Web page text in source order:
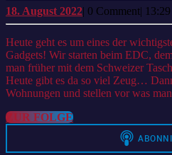
18. August 202218.
August
2022
| 0 Comment| 13:29
Heute geht es um eines der wichtigsten Nerdthemen überhaupt:
Gadgets! Wir starten beim EDC,
man früher mit dem Schweizer
Heute gibt es da so viel Zeug…
Wohnungen und stellen vor was
ZUR FOLGEZUR
FOLGE